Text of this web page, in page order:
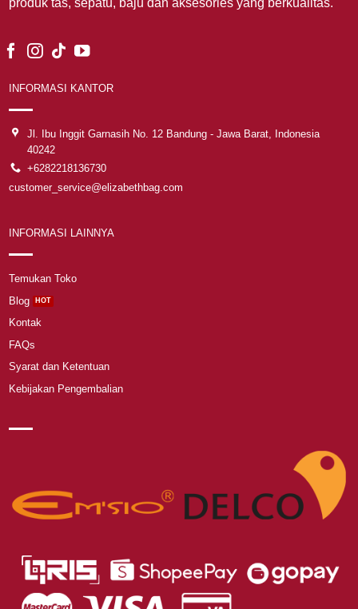
produk tas, sepatu, baju dan aksesories yang berkualitas.
INFORMASI KANTOR
Jl. Ibu Inggit Garnasih No. 12 Bandung - Jawa Barat, Indonesia
40242
+6282218136730
customer_service@elizabethbag.com
INFORMASI LAINNYA
Temukan Toko
Blog
Kontak
FAQs
Syarat dan Ketentuan
Kebijakan Pengembalian